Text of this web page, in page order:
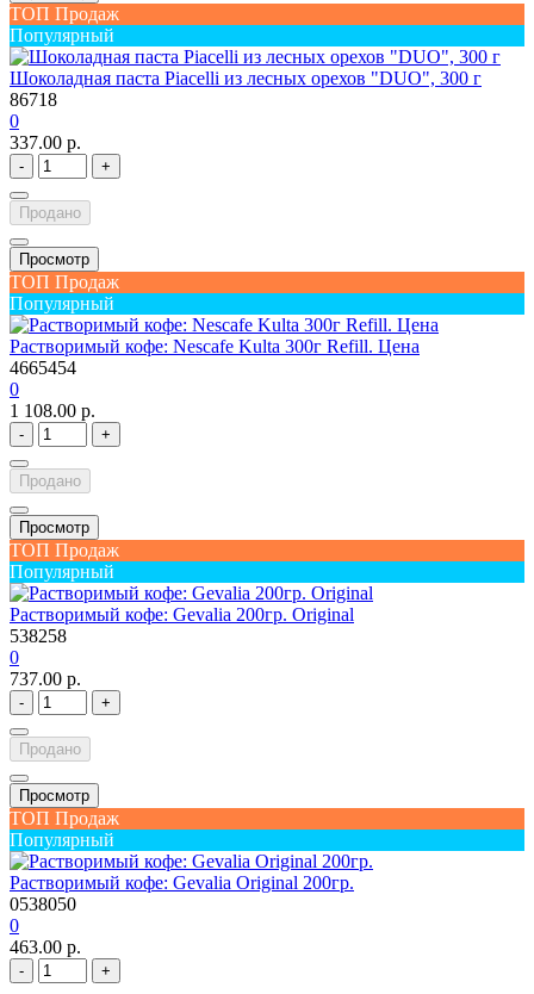
ТОП Продаж
Популярный
Шоколадная паста Piacelli из лесных орехов "DUO", 300 г
86718
0
337.00 р.
- +
Продано
Просмотр
ТОП Продаж
Популярный
Растворимый кофе: Nescafe Kulta 300г Refill. Цена
4665454
0
1 108.00 р.
- +
Продано
Просмотр
ТОП Продаж
Популярный
Растворимый кофе: Gevalia 200гр. Original
538258
0
737.00 р.
- +
Продано
Просмотр
ТОП Продаж
Популярный
Растворимый кофе: Gevalia Original 200гр.
0538050
0
463.00 р.
- +